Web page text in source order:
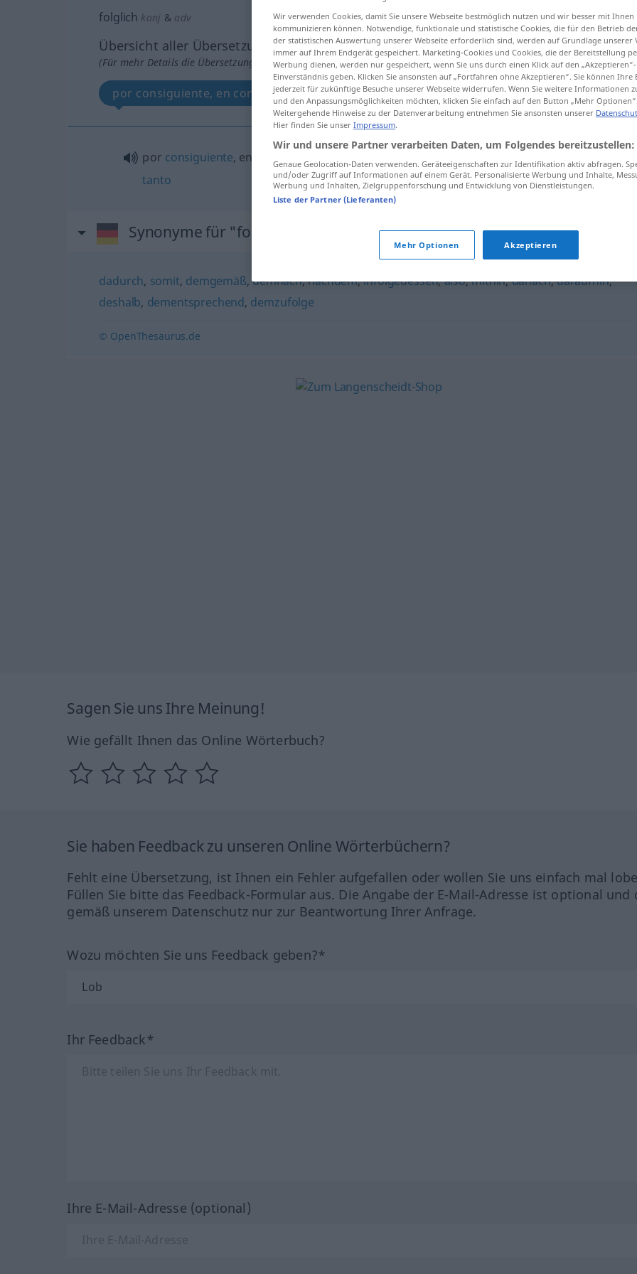
folglich konj & adv
Übersicht aller Übersetzungen
(Für mehr Details die Übersetzung anklicken/antippen)
por consiguiente, en consecuencia, por tanto
por consiguiente, en
tanto
Synonyme für "folglich"
dadurch, somit, demgemäß,demnach,nachdem,infolgedessen,also,mithin,danach,daraufhin,
deshalb, dementsprechend, demzufolge
© OpenThesaurus.de
Sagen Sie uns Ihre Meinung!
Wie gefällt Ihnen das Online Wörterbuch?
Sie haben Feedback zu unseren Online Wörterbüchern?
Fehlt eine Übersetzung, ist Ihnen ein Fehler aufgefallen oder wollen Sie uns einfach mal
Füllen Sie bitte das Feedback-Formular aus. Die Angabe der E-Mail-Adresse ist optional und
gemäß unserem Datenschutz nur zur Beantwortung Ihrer Anfrage.
Wozu möchten Sie uns Feedback geben?*
Ihr Feedback*
Ihre E-Mail-Adresse (optional)
Wir verwenden Cookies, damit Sie unsere Webseite bestmöglich nutzen und wir besser mit Ihnen
kommunizieren können. Notwendige, funktionale und statistische Cookies, die für den Betrieb
der statistischen Auswertung unserer Webseite erforderlich sind, werden auf Grundlage unserer
immer auf Ihrem Endgerät gespeichert. Marketing-Cookies und Cookies, die der Bereitstellung
Werbung dienen, werden nur gespeichert, wenn Sie uns durch einen Klick auf den
Einverständnis geben. Klicken Sie ansonsten auf „Fortfahren ohne Akzeptieren“. Sie können Ihre
jederzeit für zukünftige Besuche unserer Webseite widerrufen. Wenn Sie weitere Informationen
und den Anpassungsmöglichkeiten möchten, klicken Sie einfach auf den Button „Mehr Optionen“.
Weitergehende Hinweise zu der Datenverarbeitung entnehmen Sie ansonsten unserer
Hier finden Sie unser Impressum.
Wir und unsere Partner verarbeiten Daten, um Folgendes bereitzustellen:
Genaue Geolocation-Daten verwenden. Geräteeigenschaften zur Identifikation aktiv abfragen.
und/oder Zugriff auf Informationen auf einem Gerät. Personalisierte Werbung und Inhalte,
Werbung und Inhalten, Zielgruppenforschung und Entwicklung von Dienstleistungen.
Liste der Partner (Lieferanten)
Mehr Optionen Akzeptieren